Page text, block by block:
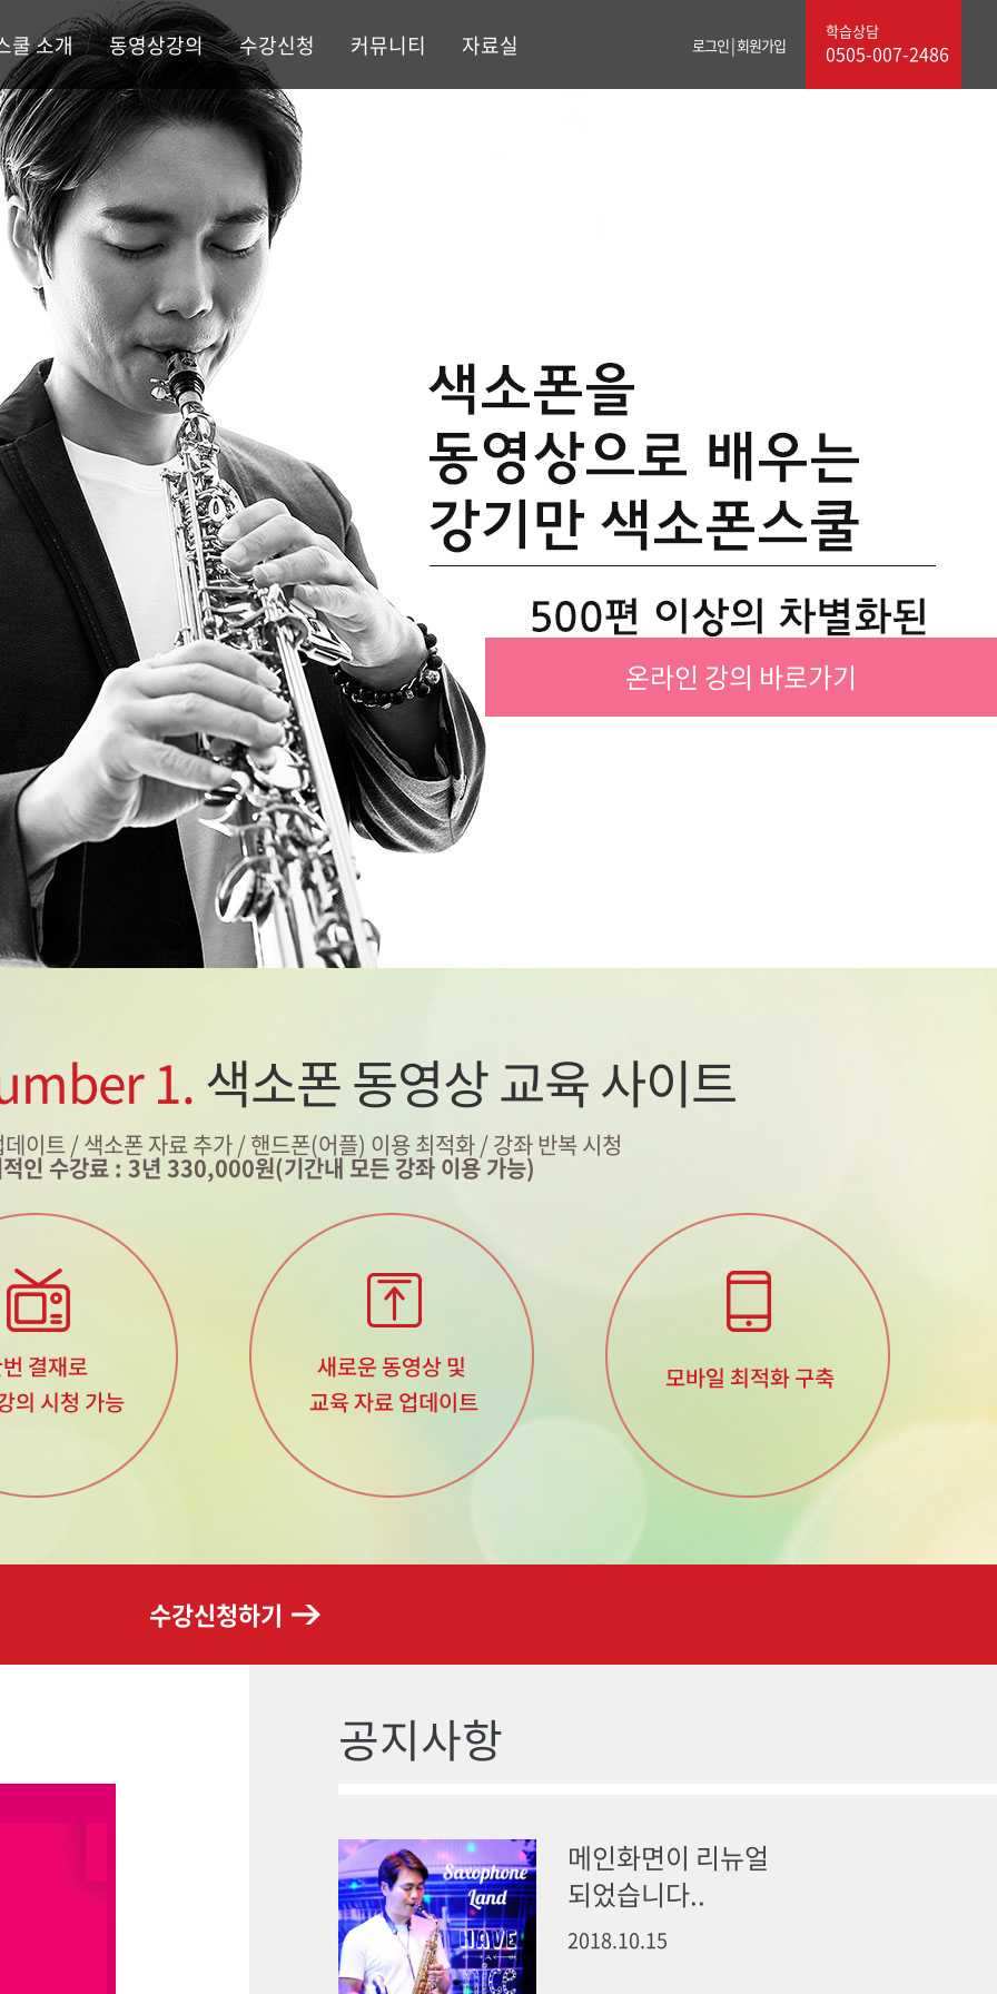
쿨 소개 동영상강의 수강신청 커뮤니티 자료실 로그인|회원가입
학습상담
0505-007-2486
온라인 강의 바로가기
1.색소폰 동영상 교육 사이트
이트 / 색소폰 자료 추가/ 핸드폰(어플) 이용 최적화 / 강좌 반복 시청
인 수강료 : 3년 330,000원(기간내 모든 강좌 이용 가능)
수강신청하기
공지사항
메인화면이 리뉴얼
되었습니다..
2018.10.15